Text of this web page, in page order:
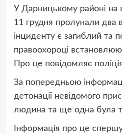
У Дарницькому районі на
11 грудня пролунали два
інциденту є загиблий та
правоохороці
Про це повідомляє
За попередньою
детонації невідомого
людина та ще одна була
Інформація про це